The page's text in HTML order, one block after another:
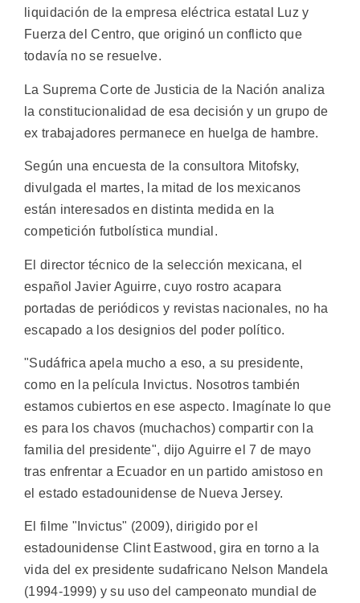
liquidación de la empresa eléctrica estatal Luz y
Fuerza del Centro, que originó un conflicto que
todavía no se resuelve.
La Suprema Corte de Justicia de la Nación analiza
la constitucionalidad de esa decisión y un grupo de
ex trabajadores permanece en huelga de hambre.
Según una encuesta de la consultora Mitofsky,
divulgada el martes, la mitad de los mexicanos
están interesados en distinta medida en la
competición futbolística mundial.
El director técnico de la selección mexicana, el
español Javier Aguirre, cuyo rostro acapara
portadas de periódicos y revistas nacionales, no ha
escapado a los designios del poder político.
"Sudáfrica apela mucho a eso, a su presidente,
como en la película Invictus. Nosotros también
estamos cubiertos en ese aspecto. Imagínate lo que
es para los chavos (muchachos) compartir con la
familia del presidente", dijo Aguirre el 7 de mayo
tras enfrentar a Ecuador en un partido amistoso en
el estado estadounidense de Nueva Jersey.
El filme "Invictus" (2009), dirigido por el
estadounidense Clint Eastwood, gira en torno a la
vida del ex presidente sudafricano Nelson Mandela
(1994-1999) y su uso del campeonato mundial de